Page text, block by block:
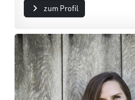
zum Profil